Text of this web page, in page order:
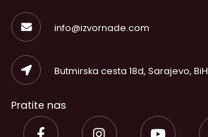
info@izvornade.com
Butmirska cesta 18d, Sarajevo, BiH
Pratite nas